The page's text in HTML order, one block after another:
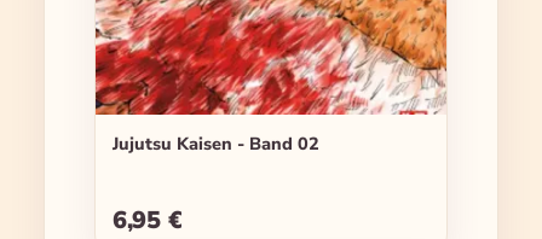
Jujutsu Kaisen - Band 02
Regulärer Preis:
6,95 €